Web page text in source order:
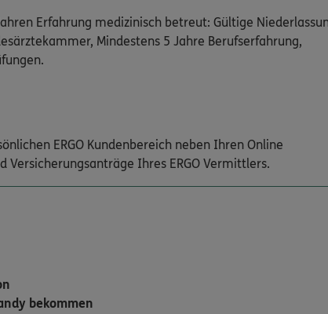
Erfahrung medizinisch betreut: Gültige
Mindestens 5 Jahre Berufserfahrung,
ERGO Kundenbereich neben Ihren Online
Versicherungsanträge Ihres ERGO Vermittlers.
bekommen